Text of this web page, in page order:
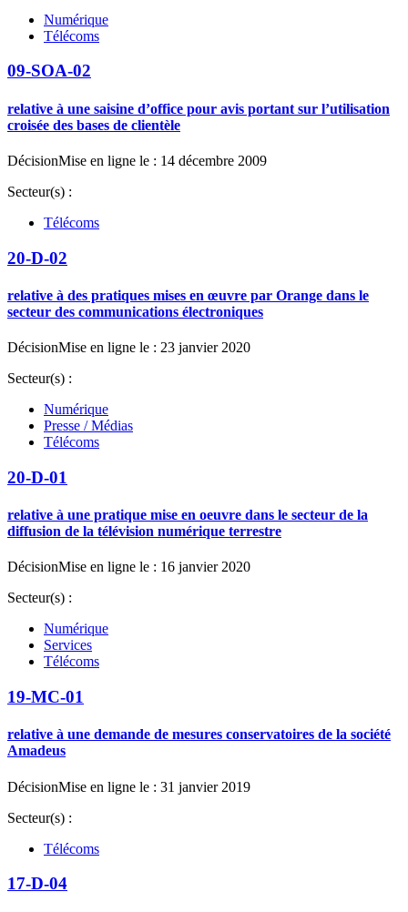
Numérique
Télécoms
09-SOA-02
relative à une saisine d’office pour avis portant sur l’utilisation
croisée des bases de clientèle
DécisionMise en ligne le : 14 décembre 2009
Secteur(s) :
Télécoms
20-D-02
relative à des pratiques mises en œuvre par Orange dans le
secteur des communications électroniques
DécisionMise en ligne le : 23 janvier 2020
Secteur(s) :
Numérique
Presse / Médias
Télécoms
20-D-01
relative à une pratique mise en oeuvre dans le secteur de la
diffusion de la télévision numérique terrestre
DécisionMise en ligne le : 16 janvier 2020
Secteur(s) :
Numérique
Services
Télécoms
19-MC-01
relative à une demande de mesures conservatoires de la société
Amadeus
DécisionMise en ligne le : 31 janvier 2019
Secteur(s) :
Télécoms
17-D-04